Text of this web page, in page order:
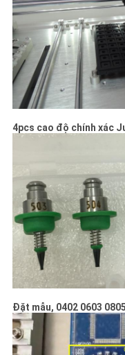
4pcs cao độ chính xác
Đặt mẫu, 0402 0603